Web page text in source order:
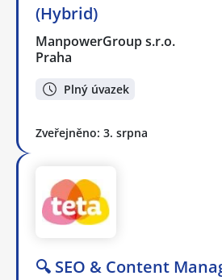
(Hybrid)
ManpowerGroup s.r.o.
Praha
Plný úvazek
Zveřejněno: 3. srpna
🔍 SEO & Content